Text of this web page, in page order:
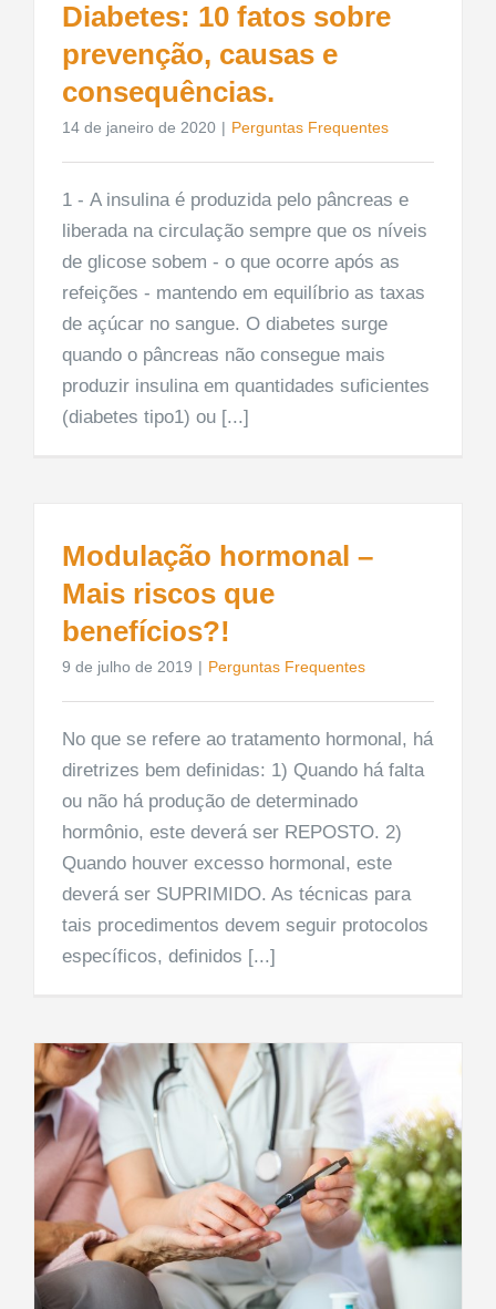
Diabetes: 10 fatos sobre
prevenção, causas e
consequências.
14 de janeiro de 2020 | Perguntas Frequentes
1 - A insulina é produzida pelo pâncreas e
liberada na circulação sempre que os níveis
de glicose sobem - o que ocorre após as
refeições - mantendo em equilíbrio as taxas
de açúcar no sangue. O diabetes surge
quando o pâncreas não consegue mais
produzir insulina em quantidades suficientes
(diabetes tipo1) ou [...]
Modulação hormonal –
Mais riscos que
benefícios?!
9 de julho de 2019 | Perguntas Frequentes
No que se refere ao tratamento hormonal, há
diretrizes bem definidas: 1) Quando há falta
ou não há produção de determinado
hormônio, este deverá ser REPOSTO. 2)
Quando houver excesso hormonal, este
deverá ser SUPRIMIDO. As técnicas para
tais procedimentos devem seguir protocolos
específicos, definidos [...]